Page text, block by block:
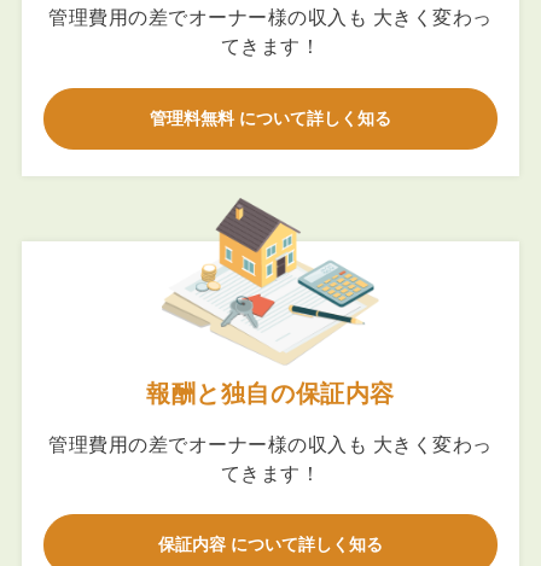
管理費用の差でオーナー様の収入も 大きく変わっ
てきます！
管理料無料 について詳しく知る
報酬と独自の保証内容
管理費用の差でオーナー様の収入も 大きく変わっ
てきます！
保証内容 について詳しく知る